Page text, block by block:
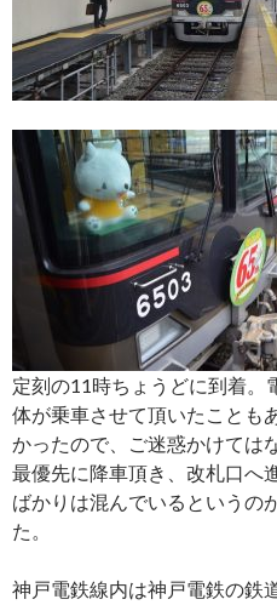
定刻の11時ちょうどに到着。
体が乗車させて頂いたことも
かったので、ご迷惑かけては
最優先に降車頂き、改札口へ
ばかりは混んでいるというの
た。
神戸電鉄線内は神戸電鉄の鉄